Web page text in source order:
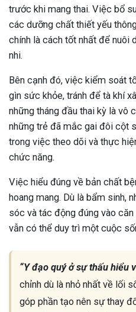
trước khi mang thai. Việc bổ
các dưỡng chất thiết yếu
chính là cách tốt nhất để nuôi
nhi.
Bên cạnh đó, việc kiểm soát
gìn sức khỏe, tránh để tà khí
những tháng đầu thai kỳ là vô
những trẻ đã mắc gai đôi cột
trong việc theo dõi và thực
chức năng.
Việc hiểu đúng về bản chất
hoang mang. Dù là bẩm sinh,
sóc và tác động đúng vào
vẫn có thể duy trì một cuộc
“Y đạo quý ở sự thấu hiểu
chỉnh dù là nhỏ nhất về lối
góp phần tạo nên sự thay